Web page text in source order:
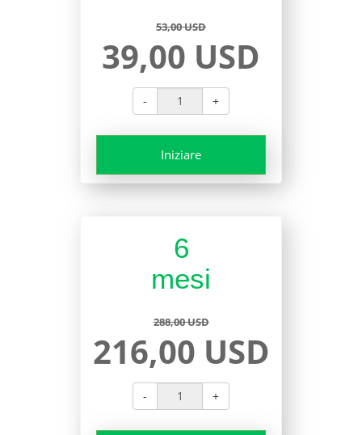
53,00 USD
39,00 USD
- +
Iniziare
6
mesi
288,00 USD
216,00 USD
- +